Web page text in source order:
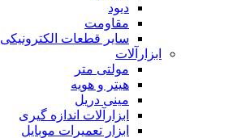
دیود
مقاومت
سایر قطعات الکترونیکی
ابزارآلات
مولتی متر
هیتر و هویه
مینی دریل
ابزارآلات اندازه گیری
ابزار تعمیرات موبایل